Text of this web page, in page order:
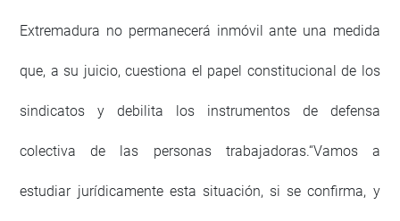
Extremadura no permanecerá inmóvil ante una medida
que, a su juicio, cuestiona el papel constitucional de los
sindicatos y debilita los instrumentos de defensa
colectiva de las personas trabajadoras.“Vamos a
estudiar jurídicamente esta situación, si se confirma, y